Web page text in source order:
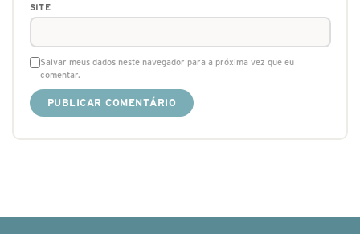
SITE
Salvar meus dados neste navegador para a próxima vez que eu
comentar.